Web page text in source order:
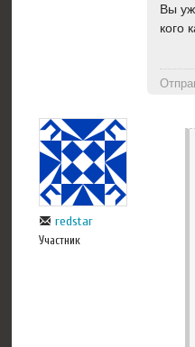
Вы уж
кого
redstar
Участник